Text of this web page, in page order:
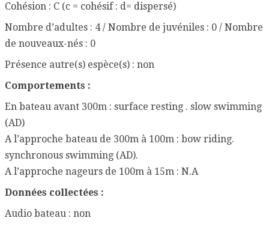
Cohésion : C (c = cohésif : d= dispersé)
Nombre d’adultes : 4 / Nombre de juvéniles : 0 / Nombre
de nouveaux-nés : 0
Présence autre(s) espèce(s) : non
Comportements :
En bateau avant 300m : surface resting . slow swimming
(AD)
A l’approche bateau de 300m à 100m : bow riding.
synchronous swimming (AD).
A l’approche nageurs de 100m à 15m : N.A
Données collectées :
Audio bateau : non